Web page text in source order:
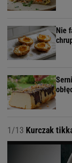
Nie
1/13 Kurczak